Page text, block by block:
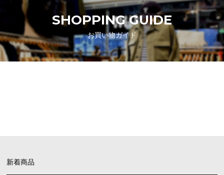
SHOPPING GUIDE
お買い物ガイド
新着商品